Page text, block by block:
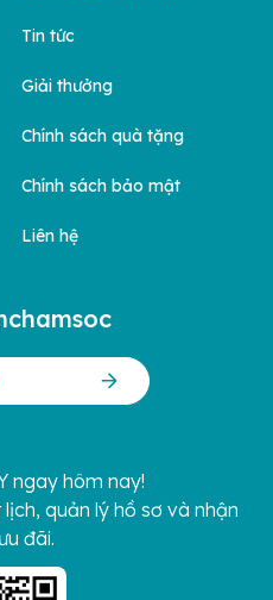
Tin tức
Giải thưởng
Chính sách quà tặng
Chính sách bảo mật
Liên hệ
ngay hôm nay!
quản lý hồ sơ và nhận
đãi.